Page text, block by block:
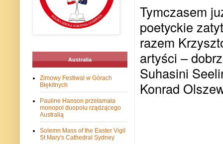
Tymczasem
poetyckie
razem
artyści –
Suhasini
Konrad
Australia
Zimowy Festiwal w Górach
Błękitnych
Pauline Hanson przełamała
monopol duopolu rządzącego
Australią
Solemn Mass of the Easter Vigil
St Mary's Cathedral Sydney